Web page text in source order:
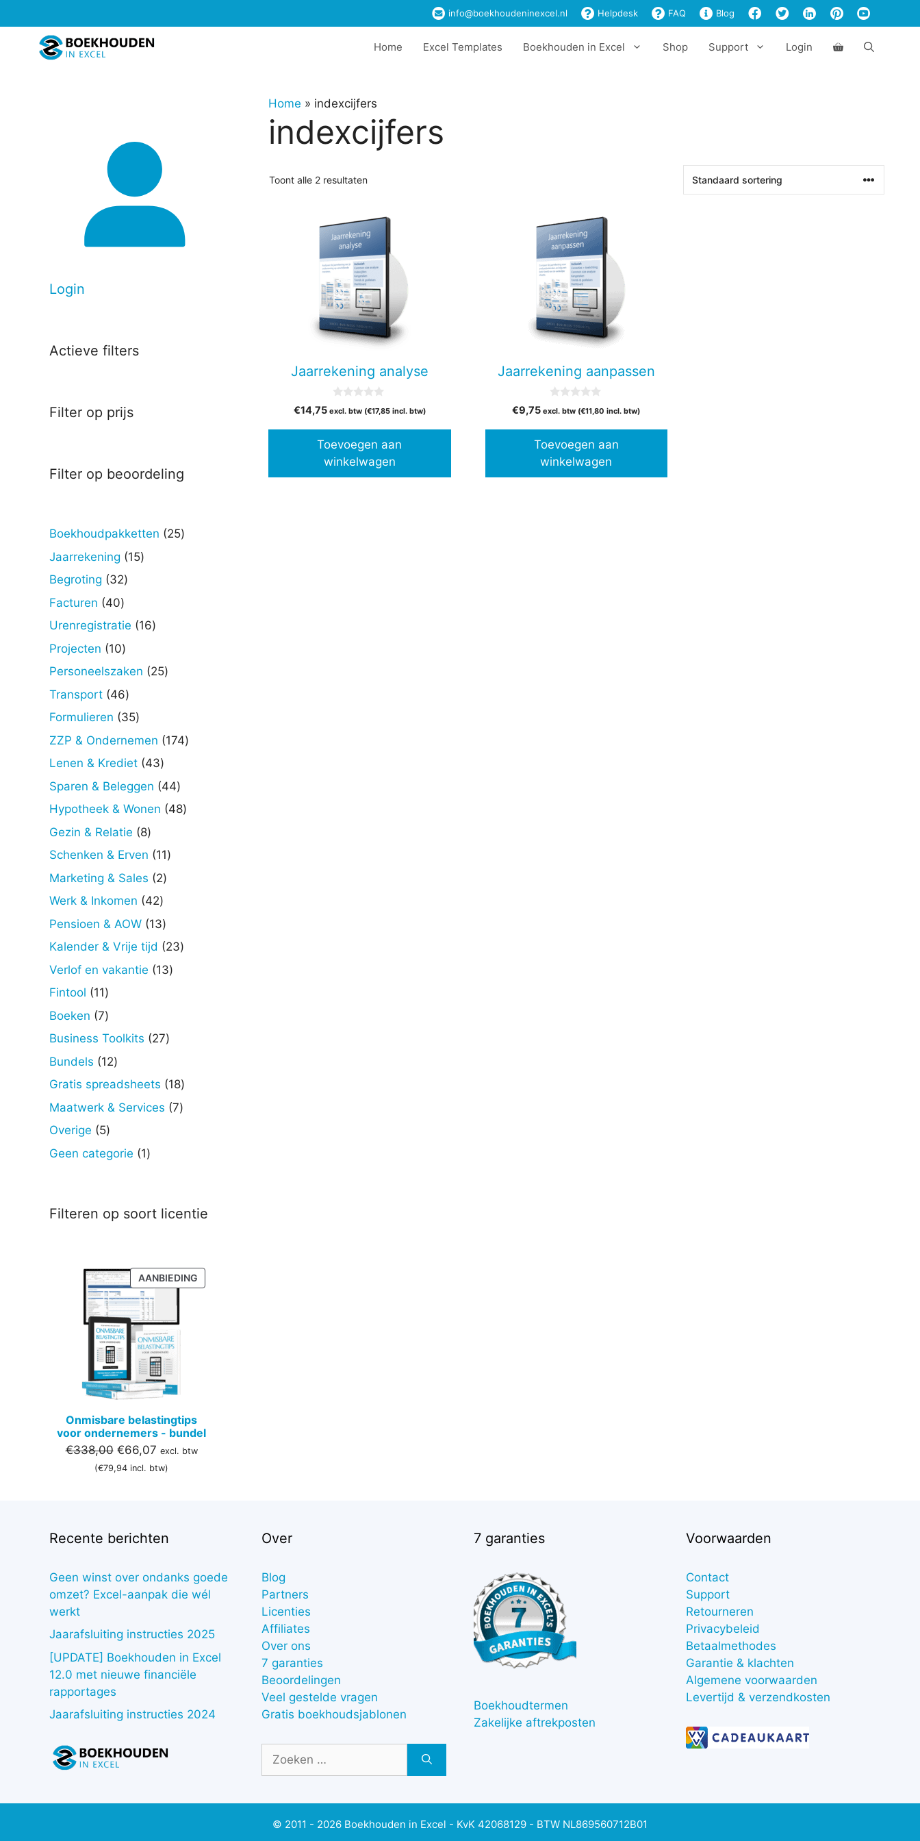
naar
info@boekhoudeninexcel.nl Helpdesk FAQ Blog
Home Excel Templates Boekhouden in Excel Shop Support Login
Home » indexcijfers
indexcijfers
Toont alle 2 resultaten
Jaarrekening analyse
v
5
€14,75 excl. btw (€17,85incl. btw)
Toevoegen aan
winkelwagen
Jaarrekening aanpassen
v
5
€9,75 excl. btw (€11,80 incl. btw)
Toevoegen aan
winkelwagen
Login
Actieve filters
Filter op prijs
Filter op beoordeling
Boekhoudpakketten 2525
Jaarrekening 1515
Begroting 3232
Facturen 4040
producten
Urenregistratie 1616
Projecten 1010
producten
Personeelszaken 2525
Transport 4646
producten
Formulieren 3535
producten
ZZP & Ondernemen 174174
Lenen & Krediet 4343
producten
Sparen & Beleggen 4444
producten
Hypotheek & Wonen 4848
Gezin & Relatie 88
producten
Schenken & Erven 1111
Marketing & Sales 22
Werk & Inkomen 4242
producten
Pensioen & AOW 1313
producten
Kalender & Vrije tijd 2323
Verlof en vakantie 1313
Fintool 1111
producten
Boeken 77
producten
Business Toolkits 2727
Bundels 1212
producten
Gratis spreadsheets 1818
producten
Maatwerk & Services 77
Overige 55
producten
Geen categorie 11
Filteren op soort licentie
AANBIEDINGPRODUCT
IN
Onmisbare belastingtips
voor ondernemers - bundel
€338,00 Oorspronkelijke
prijs
€66,07Huidige
prijs
excl. btw
(€79,94 incl. btw)
Recente berichten
Geen winst over ondanks goede
omzet? Excel-aanpak die wél
werkt
Jaarafsluiting instructies 2025
[UPDATE] Boekhouden in Excel
12.0 met nieuwe financiële
rapportages
Jaarafsluiting instructies 2024
Over
Blog
Partners
Licenties
Affiliates
Over ons
7 garanties
Beoordelingen
Veel gestelde vragen
Gratis boekhoudsjablonen
naar:
7 garanties
Boekhoudtermen
Zakelijke aftrekposten
Voorwaarden
Contact
Support
Retourneren
Privacybeleid
Betaalmethodes
Garantie & klachten
Algemene voorwaarden
Levertijd & verzendkosten
© 2011 - 2026 Boekhouden in Excel - KvK 42068129 - BTW NL869560712B01